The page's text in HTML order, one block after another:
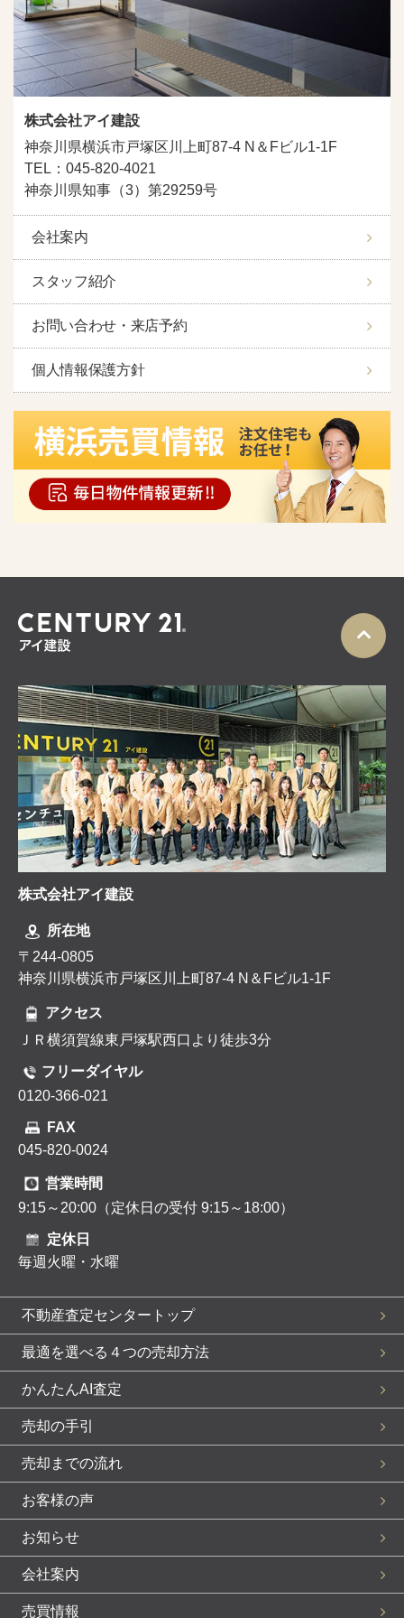
株式会社アイ建設
神奈川県横浜市戸塚区川上町87-4 N＆Fビル1-1F
TEL：045-820-4021
神奈川県知事（3）第29259号
会社案内
スタッフ紹介
お問い合わせ・来店予約
個人情報保護方針
株式会社アイ建設
所在地
〒244-0805
神奈川県横浜市戸塚区川上町87-4 N＆Fビル1-1F
アクセス
ＪＲ横須賀線東戸塚駅西口より徒歩3分
フリーダイヤル
0120-366-021
FAX
045-820-0024
営業時間
9:15～20:00（定休日の受付 9:15～18:00）
定休日
毎週火曜・水曜
不動産査定センタートップ
最適を選べる４つの売却方法
かんたんAI査定
売却の手引
売却までの流れ
お客様の声
お知らせ
会社案内
売買情報